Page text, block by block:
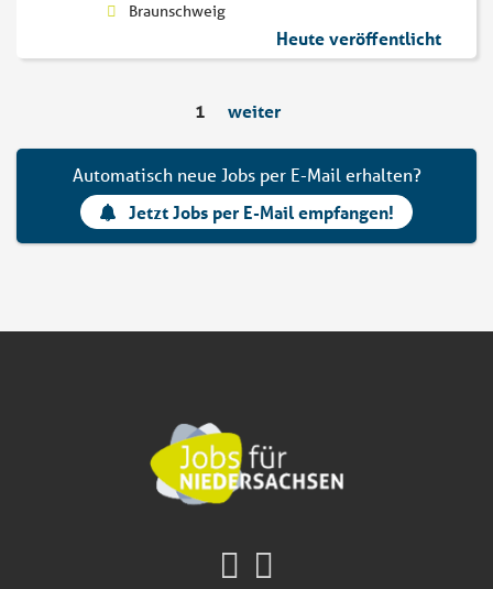
Braunschweig
Heute veröffentlicht
1 weiter
Automatisch neue Jobs per E-Mail erhalten?
Jetzt Jobs per E-Mail empfangen!